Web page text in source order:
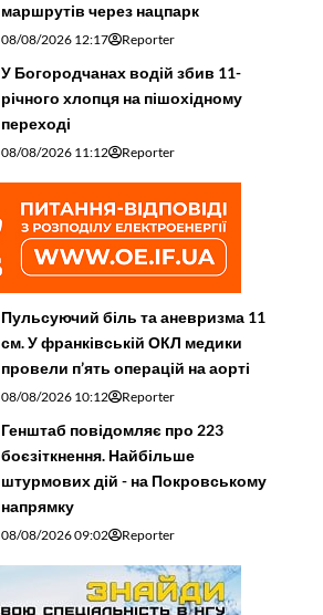
маршрутів через нацпарк
08/08/2026 12:17 Reporter
У Богородчанах водій збив 11-
річного хлопця на пішохідному
переході
08/08/2026 11:12 Reporter
Пульсуючий біль та аневризма 11
см. У франківській ОКЛ медики
провели п’ять операцій на аорті
08/08/2026 10:12 Reporter
Генштаб повідомляє про 223
боєзіткнення. Найбільше
штурмових дій - на Покровському
напрямку
08/08/2026 09:02 Reporter